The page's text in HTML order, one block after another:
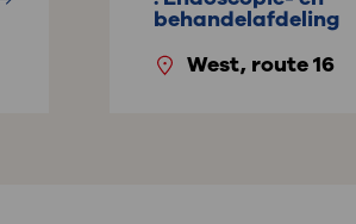
behandelafdeling
West, route 16